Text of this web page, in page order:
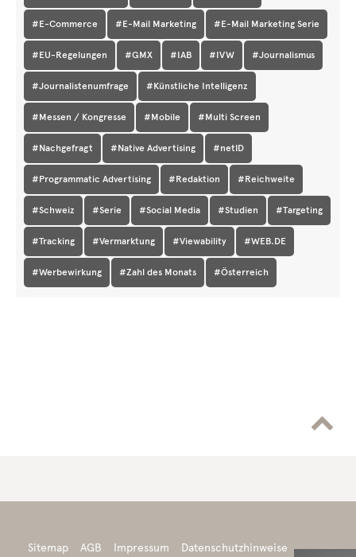
#E-Commerce #E-Mail Marketing #E-Mail Marketing Serie
#EU-Regelungen #GMX #IAB #IVW #Journalismus
#Journalistenumfrage #Künstliche Intelligenz
#Messen / Kongresse #Mobile #Multi Screen
#Nachgefragt #Native Advertising #netID
#Programmatic Advertising #Redaktion #Reichweite
#Schweiz #Serie #Social Media #Studien #Targeting
#Tracking #Vermarktung #Viewability #WEB.DE
#Werbewirkung #Zahl des Monats #Österreich

Sitemap AGB Impressum
Datenschutzhinweise